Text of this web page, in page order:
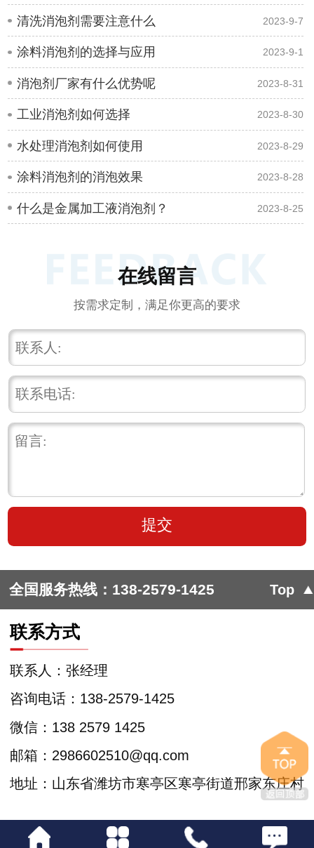
清洗消泡剂需要注意什么 2023-9-7
涂料消泡剂的选择与应用 2023-9-1
消泡剂厂家有什么优势呢 2023-8-31
工业消泡剂如何选择 2023-8-30
水处理消泡剂如何使用 2023-8-29
涂料消泡剂的消泡效果 2023-8-28
什么是金属加工液消泡剂？ 2023-8-25
在线留言
按需求定制，满足你更高的要求
全国服务热线： 138-2579-1425 Top
联系方式
咨询电话：138-2579-1425
联系人：张经理
微信：138 2579 1425
邮箱：2986602510@qq.com
地址：山东省潍坊市寒亭区寒亭街道邢家东庄村